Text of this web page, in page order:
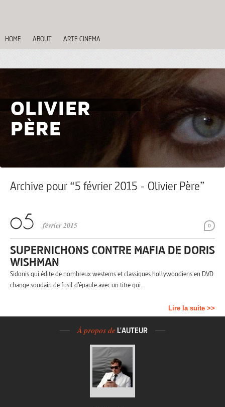
HOME ABOUT ARTE CINEMA
OLIVIER
PÈRE
Archive pour “5 février 2015 - Olivier Père”
0
février 2015
SUPERNICHONS CONTRE MAFIA DE DORIS
WISHMAN
Sidonis qui édite de nombreux westerns et classiques hollywoodiens en DVD
change soudain de fusil d’épaule avec un titre qui…
Lire la suite >>
À propos de L'AUTEUR